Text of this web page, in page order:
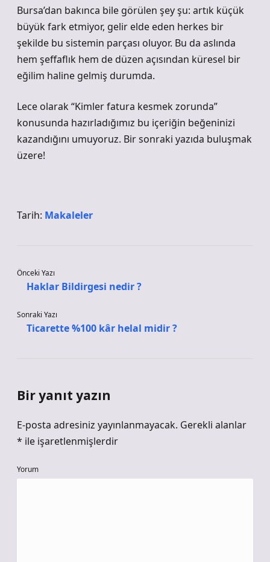
Bursa’dan bakınca bile görülen şey şu: artık küçük
büyük fark etmiyor, gelir elde eden herkes bir
şekilde bu sistemin parçası oluyor. Bu da aslında
hem şeffaflık hem de düzen açısından küresel bir
eğilim haline gelmiş durumda.
Lece olarak “Kimler fatura kesmek zorunda”
konusunda hazırladığımız bu içeriğin beğeninizi
kazandığını umuyoruz. Bir sonraki yazıda buluşmak
üzere!
Tarih: Makaleler
Önceki Yazı
Haklar Bildirgesi nedir ?
Sonraki Yazı
Ticarette %100 kâr helal midir ?
Bir yanıt yazın
E-posta adresiniz yayınlanmayacak. Gerekli alanlar
* ile işaretlenmişlerdir
Yorum